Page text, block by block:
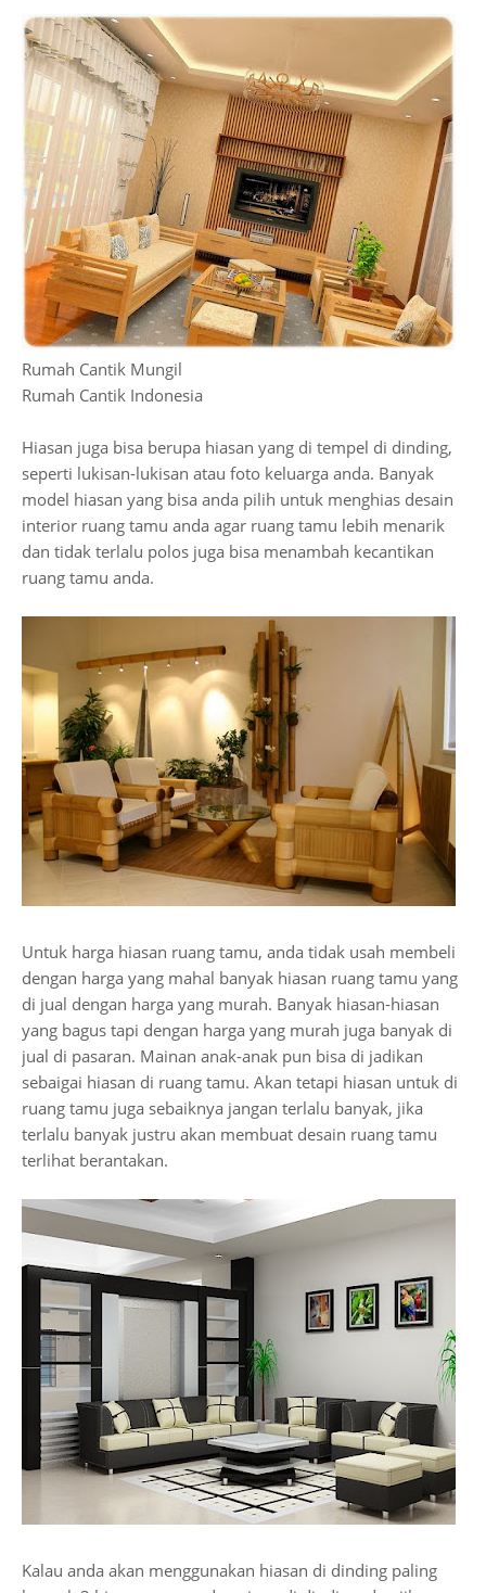
Rumah Cantik Mungil
Rumah Cantik Indonesia
Hiasan juga bisa berupa hiasan yang di tempel di dinding,
seperti lukisan-lukisan atau foto keluarga anda. Banyak
model hiasan yang bisa anda pilih untuk menghias desain
interior ruang tamu anda agar ruang tamu lebih menarik
dan tidak terlalu polos juga bisa menambah kecantikan
ruang tamu anda.
Untuk harga hiasan ruang tamu, anda tidak usah membeli
dengan harga yang mahal banyak hiasan ruang tamu yang
di jual dengan harga yang murah. Banyak hiasan-hiasan
yang bagus tapi dengan harga yang murah juga banyak di
jual di pasaran. Mainan anak-anak pun bisa di jadikan
sebaigai hiasan di ruang tamu. Akan tetapi hiasan untuk di
ruang tamu juga sebaiknya jangan terlalu banyak, jika
terlalu banyak justru akan membuat desain ruang tamu
terlihat berantakan.
Kalau anda akan menggunakan hiasan di dinding paling